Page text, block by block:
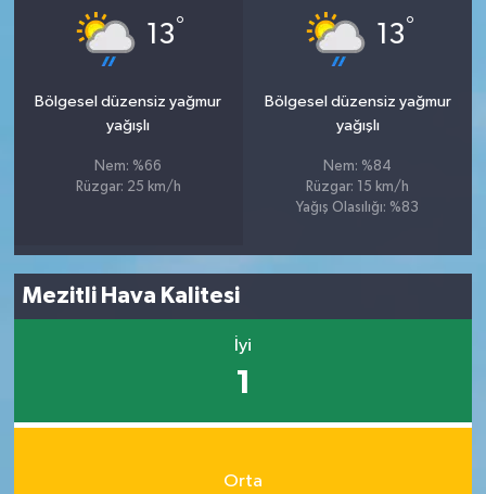
13°
Bölgesel düzensiz yağmur
yağışlı
Nem: %66
Rüzgar: 25 km/h
13°
Bölgesel düzensiz yağmur
yağışlı
Nem: %84
Rüzgar: 15 km/h
Yağış Olasılığı: %83
Mezitli Hava Kalitesi
İyi
1
Orta